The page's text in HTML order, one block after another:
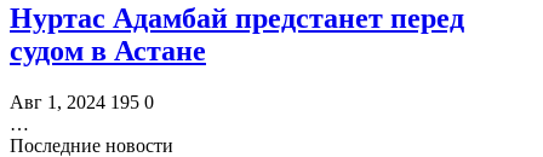
Нуртас Адамбай предстанет перед
судом в Астане
Авг 1, 2024 195 0
…
Последние новости